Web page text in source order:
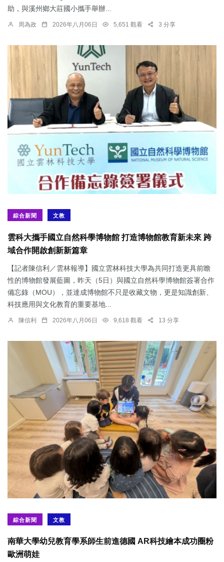
助，與溪州鄉大莊國小攜手舉辦...
周為政 2026年八月06日 5,651 觀看 3 分享
綜合新聞 文教
雲科大攜手國立自然科學博物館 打造博物館教育新未來 跨
域合作開啟創新新篇章
【記者陳信利／雲林報導】國立雲林科技大學為共同打造更具前瞻
性的博物館發展藍圖，昨天（5日）與國立自然科學博物館簽署合作
備忘錄（MOU），並達成博物館不只是收藏文物，更是知識創新、
科技應用與文化教育的重要基地...
陳信利 2026年八月06日 9,618 觀看 13 分享
綜合新聞 文教
南華大學幼兒教育學系師生前進德國 AR科技繪本成功圈粉
歐洲萌娃